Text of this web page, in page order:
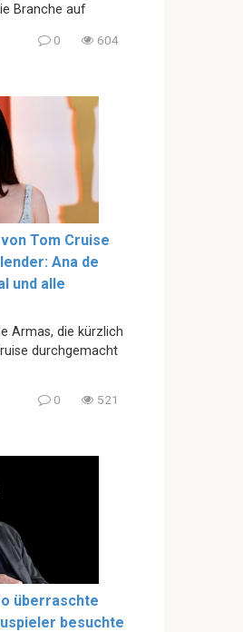
Branche auf
0 604
Tom Cruise
Ana de
und alle
Armas, die kürzlich
durchgemacht
0 521
überraschte
besuchte